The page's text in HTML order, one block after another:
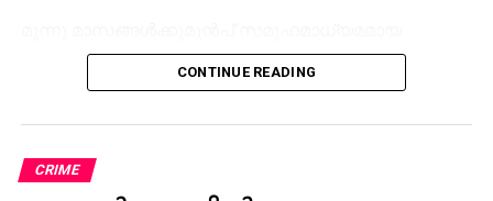
ഫെയ്സ്‌ബുക്കിൽ ‘നവീൻസ്’ എന്ന ഐഡിയിൽനിന്ന്
ഫ്രണ്ട്സ് റിക്വസ്റ്റ് നടിക്ക് വന്നിരുന്നു. ഫ്രണ്ട്സ്
ദിവസവും അയച്ചിരുന്നു. ഇതേത്തുടർന്ന് നടി ഇയാളെ
ബ്ലോക്ക് ചെയ്തു. എന്നാൽ പിന്നീട് പല പുതിയ
CONTINUE READING
CRIME